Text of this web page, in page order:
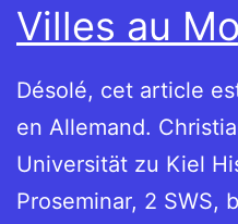
Villes au
Désolé, cet article
en Allemand.
Universität zu Kiel
Proseminar, 2 SWS,